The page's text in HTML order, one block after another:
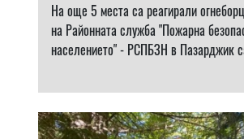
На още 5 места са реагирали
на Районната служба "Пожарна
населението" - РСПБЗН в Пазарджик